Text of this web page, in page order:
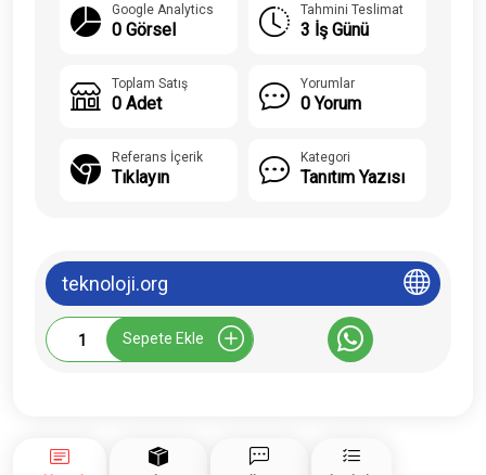
Google Analytics
0 Görsel
Tahmini Teslimat
3 İş Günü
Toplam Satış
0 Adet
Yorumlar
0 Yorum
Referans İçerik
Tıklayın
Kategori
Tanıtım Yazısı
teknoloji.org
Teknoloji.org
Tanıtım
Sepete Ekle